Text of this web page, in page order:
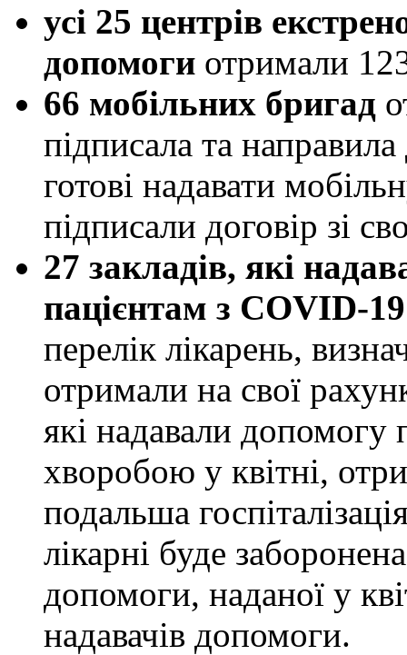
усі 25 центрів
допомоги отримали
66 мобільних бригад
підписала та
готові надавати
підписали договір зі
27 закладів, які
пацієнтам з COVID-19
перелік лікарень,
отримали на свої
які надавали допомогу
хворобою у квітні,
подальша
лікарні буде
допомоги, наданої у
надавачів допомоги.